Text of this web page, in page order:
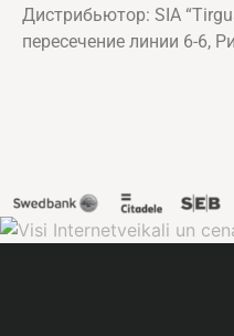
Дистрибьютор: SIA
пересечение линии 6-6,